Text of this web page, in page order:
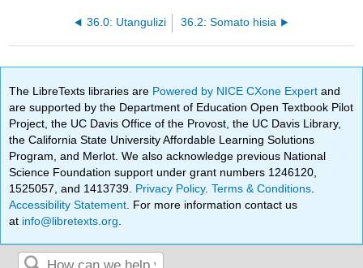
36.0: Utangulizi 36.2: Somato hisia
The LibreTexts libraries are Powered by NICE CXone Expertand
are supported by the Department of Education Open Textbook Pilot
Project, the UC Davis Office of the Provost, the UC Davis Library,
the California State University Affordable Learning Solutions
Program, and Merlot. We also acknowledge previous National
Science Foundation support under grant numbers 1246120,
1525057, and 1413739. Privacy Policy.Terms & Conditions
Accessibility Statement . For more information contact us
at info@libretexts.org